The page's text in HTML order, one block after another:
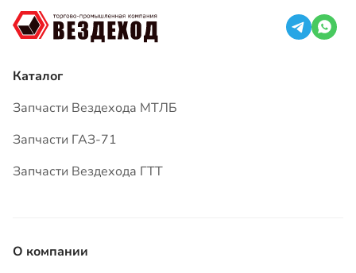
Запчасти ГАЗ-71
Запчасти Вездехода ГТТ
Вопросы и ответы